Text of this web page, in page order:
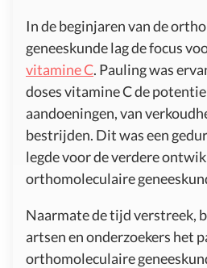
In de beginjaren van de
geneeskunde lag de focus
vitamine C. Pauling was
doses vitamine C de
aandoeningen, van
bestrijden. Dit was een
legde voor de verdere
orthomoleculaire
Naarmate de tijd verstreek,
artsen en onderzoekers het
orthomoleculaire